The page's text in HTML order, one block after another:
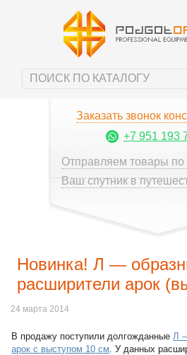
Заказать звонок
+7 951 193
Отправляем товары по
Ваш спутник в
Новинка! Л —
расширители арок
24 марта 2014
В продажу поступили долгожданные Л
арок с выступом 10 см . У данных